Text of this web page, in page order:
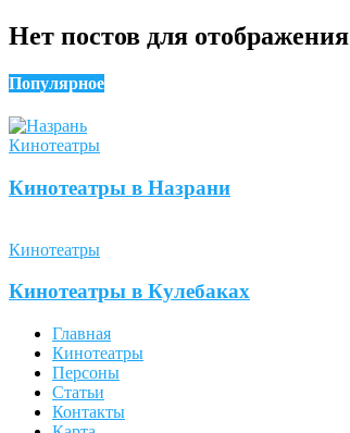
Нет постов для отображения
Популярное
Кинотеатры
Кинотеатры в Назрани
Кинотеатры
Кинотеатры в Кулебаках
Главная
Кинотеатры
Персоны
Статьи
Контакты